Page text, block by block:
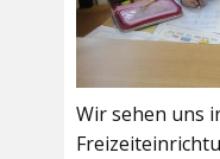
Wir sehen uns